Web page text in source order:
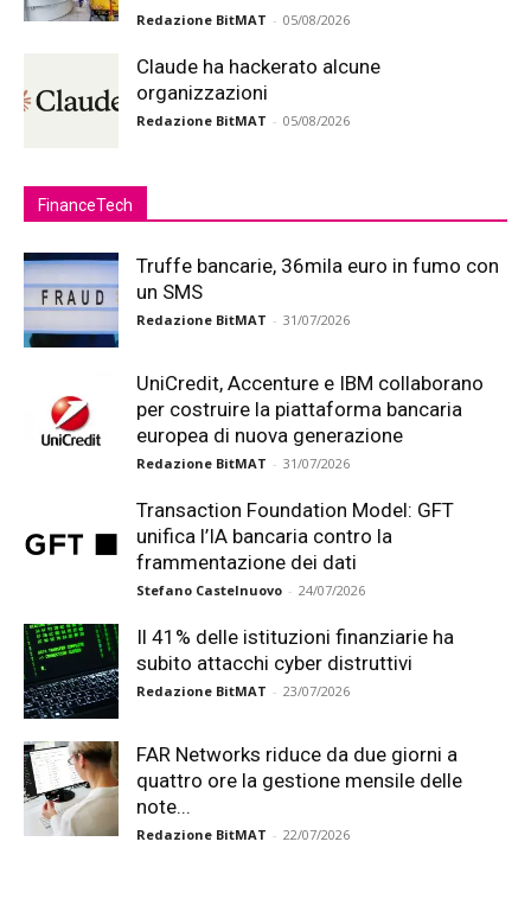
Redazione BitMAT - 05/08/2026
Claude ha hackerato alcune
organizzazioni
Redazione BitMAT - 05/08/2026
FinanceTech
Truffe bancarie, 36mila euro in fumo con
un SMS
Redazione BitMAT - 31/07/2026
UniCredit, Accenture e IBM collaborano
per costruire la piattaforma bancaria
europea di nuova generazione
Redazione BitMAT - 31/07/2026
Transaction Foundation Model: GFT
unifica l’IA bancaria contro la
frammentazione dei dati
Stefano Castelnuovo - 24/07/2026
Il 41% delle istituzioni finanziarie ha
subito attacchi cyber distruttivi
Redazione BitMAT - 23/07/2026
FAR Networks riduce da due giorni a
quattro ore la gestione mensile delle
note...
Redazione BitMAT - 22/07/2026